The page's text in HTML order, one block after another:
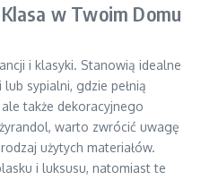
w Twoim Domu
i klasyki. Stanowią idealne
sypialni, gdzie pełnią
także dekoracyjnego
warto zwrócić uwagę
użytych materiałów.
i luksusu, natomiast te